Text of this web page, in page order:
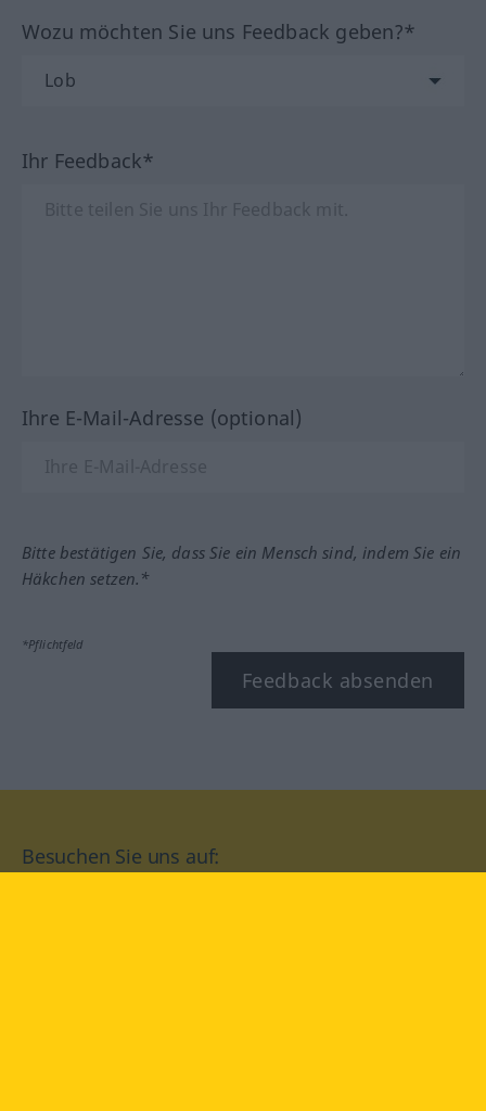
Wozu möchten Sie uns Feedback geben?*
Ihr Feedback*
Ihre E-Mail-Adresse (optional)
Bitte bestätigen Sie, dass Sie ein Mensch sind, indem Sie ein
Häkchen setzen.*
*Pflichtfeld
Feedback absenden
Besuchen Sie uns auf: